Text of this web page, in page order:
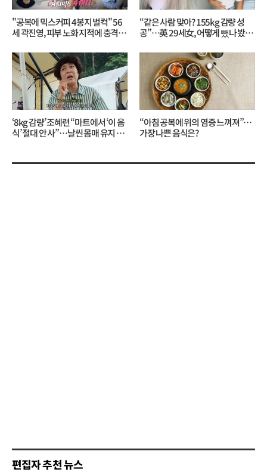
"공복에 믹스커피 4봉지 벌컥" 56
세 곽진영, 피부 노화 지적에 충격…
“같은 사람 맞아? 155kg 감량 성
공”…英 29세女, 어떻게 뺐나 봤더
‘8kg 감량’ 조혜련 “마트에서 ‘이 음
식’ 절대 안 사”…날씬 몸매 유지 비
“아침 공복에 위의 염증 느껴져”…
가장 나쁜 음식은?
편집자 추천 뉴스